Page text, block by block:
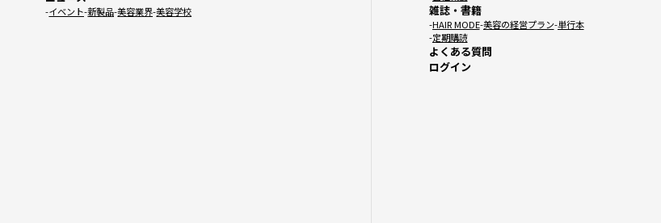
イベント 新製品 美容業界 美容学校 雑誌・書籍
HAIR MODE 美容の経営プラン 単行本
定期購読
よくある質問
ログイン